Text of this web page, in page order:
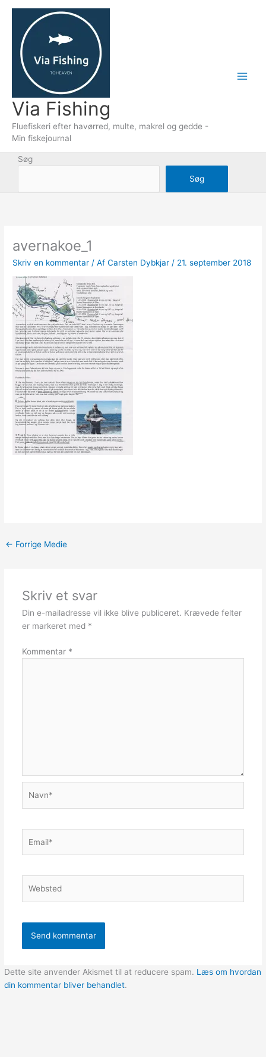
indholdet
Via Fishing
Fluefiskeri efter havørred, multe, makrel og gedde -
Min fiskejournal
Søg
Søg
avernakoe_1
Skriv en kommentar / AfCarsten Dybkjar / 21. september 2018
← Forrige Medie
Skriv et svar
Din e-mailadresse vil ikke blive publiceret. Krævede felter
er markeret med *
Kommentar *
Dette site anvender Akismet til at reducere spam. Læs om hvordan
din kommentar bliver behandlet.